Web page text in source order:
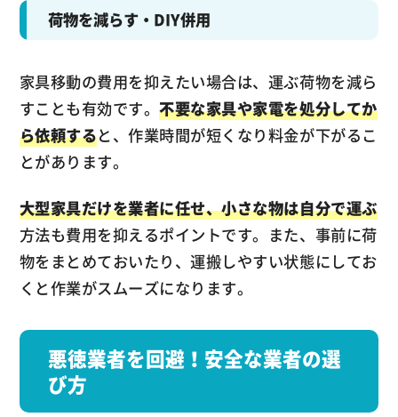
荷物を減らす・DIY併用
家具移動の費用を抑えたい場合は、運ぶ荷物を減ら
すことも有効です。不要な家具や家電を処分してか
ら依頼すると、作業時間が短くなり料金が下がるこ
とがあります。
大型家具だけを業者に任せ、小さな物は自分で運ぶ
方法も費用を抑えるポイントです。また、事前に荷
物をまとめておいたり、運搬しやすい状態にしてお
くと作業がスムーズになります。
悪徳業者を回避！安全な業者の選
び方